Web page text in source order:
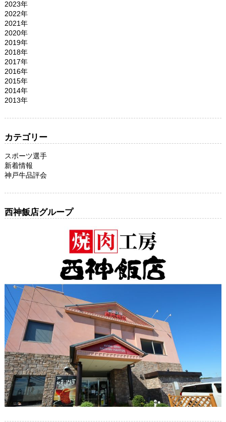
2023年
2022年
2021年
2020年
2019年
2018年
2017年
2016年
2015年
2014年
2013年
カテゴリー
スポーツ選手
新着情報
神戸牛品評会
西神飯店グループ